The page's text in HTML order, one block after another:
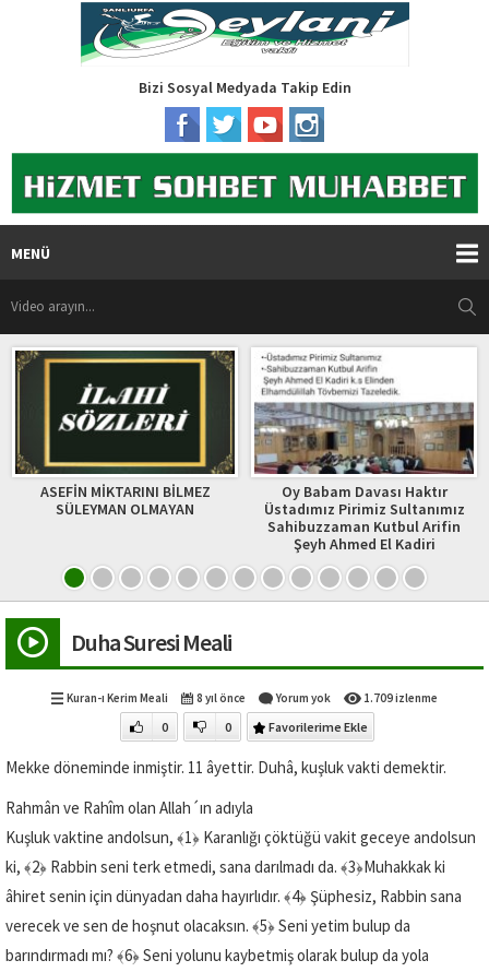
Bizi Sosyal Medyada Takip Edin
MENÜ
ASEFİN MİKTARINI BİLMEZ
SÜLEYMAN OLMAYAN
Oy Babam Davası Haktır
Üstadımız Pirimiz Sultanımız
Sahibuzzaman Kutbul Arifin
Şeyh Ahmed El Kadiri
Duha Suresi Meali
Kuran-ı Kerim Meali 8 yıl önce Yorum yok 1.709 izlenme
0 0 Favorilerime Ekle
Mekke döneminde inmiştir. 11 âyettir. Duhâ, kuşluk vakti demektir.
Rahmân ve Rahîm olan Allah´ın adıyla
Kuşluk vaktine andolsun, ﴾1﴿ Karanlığı çöktüğü vakit geceye andolsun
ki, ﴾2﴿ Rabbin seni terk etmedi, sana darılmadı da. ﴾3﴿Muhakkak ki
âhiret senin için dünyadan daha hayırlıdır. ﴾4﴿Şüphesiz, Rabbin sana
verecek ve sen de hoşnut olacaksın. ﴾5﴿Seni yetim bulup da
barındırmadı mı? ﴾6﴿Seni yolunu kaybetmiş olarak bulup da yola